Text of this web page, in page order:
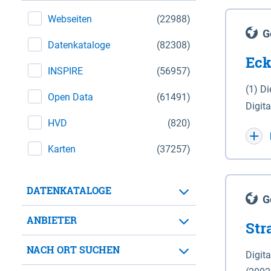
(22988)
Webseiten
(82308)
Datenkataloge
(56957)
INSPIRE
(61491)
Open Data
(820)
HVD
(37257)
Karten
DATENKATALOGE
ANBIETER
NACH ORT SUCHEN
(1)
WGS
für
der in